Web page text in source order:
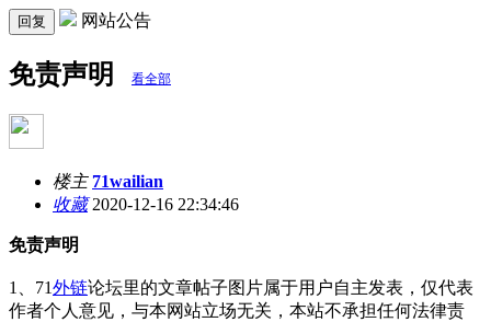
回复 网站公告
免责声明 看全部
楼主 71wailian
收藏2020-12-16 22:34:46
免责声明
1、71外链论坛里的文章帖子图片属于用户自主发表，仅代表
作者个人意见，与本网站立场无关，本站不承担任何法律责